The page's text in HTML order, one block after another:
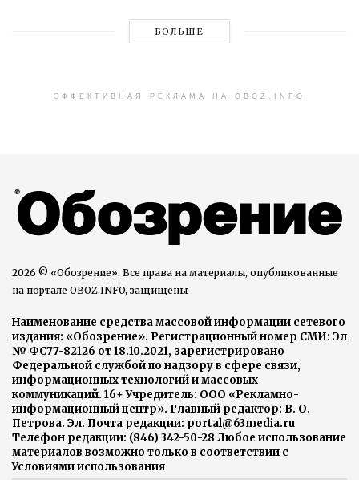
БОЛЬШЕ
ЭФФЕКТИВНАЯ РЕКЛАМА НА OBOZ.INFO
2026 © «Обозрение». Все права на материалы, опубликованные
на портале OBOZ.INFO, защищены
Наименование средства массовой информации сетевого
издания: «Обозрение». Регистрационный номер СМИ: Эл
№ ФС77-82126 от 18.10.2021, зарегистрировано
Федеральной службой по надзору в сфере связи,
информационных технологий и массовых
коммуникаций. 16+ Учредитель: ООО «Рекламно-
информационный центр». Главный редактор: В. О.
Петрова. Эл. Почта редакции: portal@63media.ru
Телефон редакции: (846) 342-50-28 Любое использование
материалов возможно только в соответствии с
Условиями использования